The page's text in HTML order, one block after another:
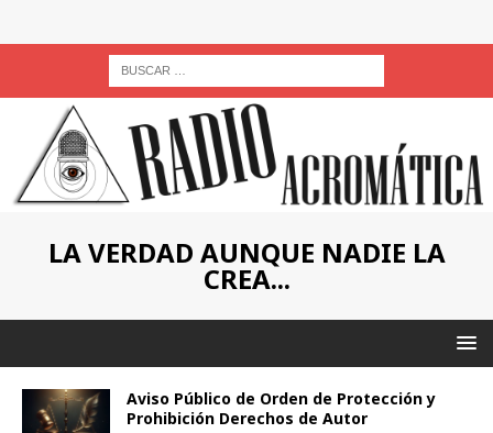
LA VERDAD AUNQUE NADIE LA
CREA...
Aviso Público de Orden de Protección y
Prohibición Derechos de Autor